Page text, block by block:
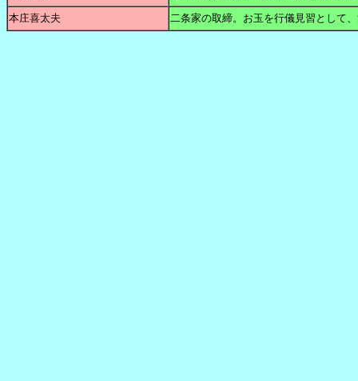
本庄喜太夫
二条家の取締。お玉を行儀見習として